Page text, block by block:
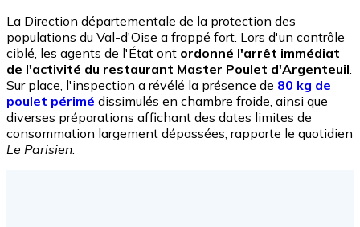
La Direction départementale de la protection des
populations du Val-d'Oise a frappé fort. Lors d'un contrôle
ciblé, les agents de l'État ont ordonné l'arrêt immédiat
de l'activité du restaurant Master Poulet d'Argenteuil
Sur place, l'inspection a révélé la présence de 80 kg de
poulet périmé dissimulés en chambre froide, ainsi que
diverses préparations affichant des dates limites de
consommation largement dépassées, rapporte le quotidien
Le Parisien